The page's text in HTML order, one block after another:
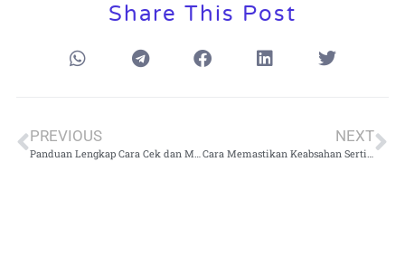
Share This Post
PREVIOUS
Panduan Lengkap Cara Cek dan Mengukur Dioda dengan Multimeter Digital & Analog
NEXT
Cara Memastikan Keabsahan Sertifikat Kalibrasi Alat Ukur dalam Audit dan Inspeksi